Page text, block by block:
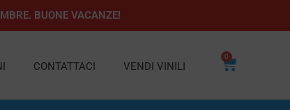
BUONE VACANZE!
CONTATTACI VENDI VINILI
0
Carrello